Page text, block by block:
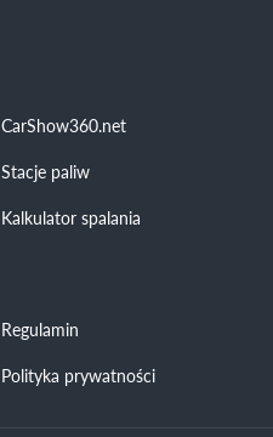
CarShow360.net
Stacje paliw
Kalkulator spalania
Regulamin
Polityka prywatności